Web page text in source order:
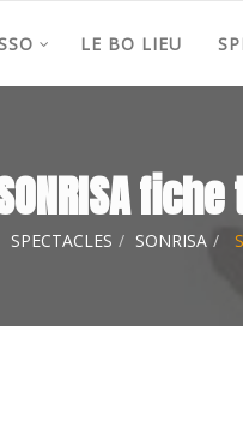
LE BO LIEU
SPECTACLES SONRISA